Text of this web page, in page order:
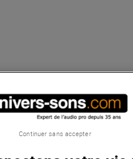
Continuer sans accepter